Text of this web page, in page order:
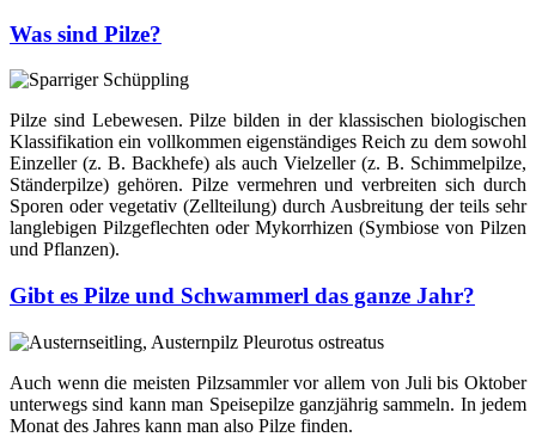
Was sind Pilze?
Pilze sind Lebewesen. Pilze bilden in der klassischen biologischen
Klassifikation ein vollkommen eigenständiges Reich zu dem sowohl
Einzeller (z. B. Backhefe) als auch Vielzeller (z. B. Schimmelpilze,
Ständerpilze) gehören. Pilze vermehren und verbreiten sich durch
Sporen oder vegetativ (Zellteilung) durch Ausbreitung der teils sehr
langlebigen Pilzgeflechten oder Mykorrhizen (Symbiose von Pilzen
und Pflanzen).
Gibt es Pilze und Schwammerl das ganze Jahr?
Auch wenn die meisten Pilzsammler vor allem von Juli bis Oktober
unterwegs sind kann man Speisepilze ganzjährig sammeln. In jedem
Monat des Jahres kann man also Pilze finden.